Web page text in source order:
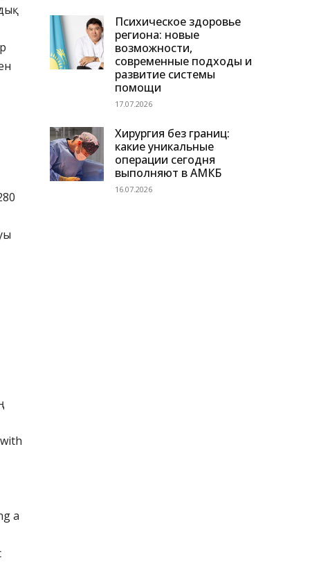
a
Психическое здоровье
региона: новые
возможности,
современные подходы и
развитие системы
помощи
17.07.2026
Хирургия без границ:
какие уникальные
операции сегодня
выполняют в АМКБ
16.07.2026